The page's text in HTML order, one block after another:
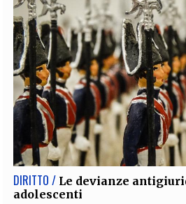
DIRITTO / Le devianze
adolescenti